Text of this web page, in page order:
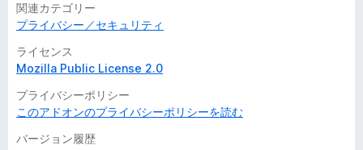
関連カテゴリー
プライバシー／セキュリティ
ライセンス
Mozilla Public License 2.0
プライバシーポリシー
このアドオンのプライバシーポリシーを読む
バージョン履歴